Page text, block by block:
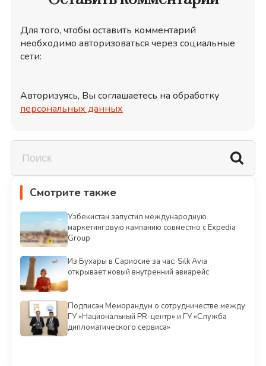
Для того, чтобы оставить комментарий
необходимо авторизоваться через социальные
сети:
Авторизуясь, Вы соглашаетесь на обработку
персональных данных
Смотрите также
Узбекистан запустил международную
маркетинговую кампанию совместно с Expedia
Group
Из Бухары в Сариосиё за час: Silk Avia
открывает новый внутренний авиарейс
Подписан Меморандум о сотрудничестве между
ГУ «Национальный PR-центр» и ГУ «Служба
дипломатического сервиса»